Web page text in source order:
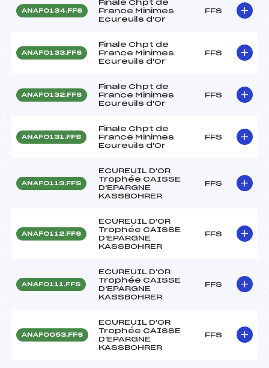
ANAF0134.FFS
Finale Chpt de
France Minimes
Ecureuils d'Or
FFS
ANAF0133.FFS
Finale Chpt de
France Minimes
Ecureuils d'Or
FFS
ANAF0132.FFS
Finale Chpt de
France Minimes
Ecureuils d'Or
FFS
ANAF0131.FFS
Finale Chpt de
France Minimes
Ecureuils d'Or
FFS
ANAF0113.FFS
ECUREUIL D'OR
Trophée CAISSE
D'EPARGNE
KASSBOHRER
FFS
ANAF0112.FFS
ECUREUIL D'OR
Trophée CAISSE
D'EPARGNE
KASSBOHRER
FFS
ANAF0111.FFS
ECUREUIL D'OR
Trophée CAISSE
D'EPARGNE
KASSBOHRER
FFS
ANAF0053.FFS
ECUREUIL D'OR
Trophée CAISSE
D'EPARGNE
KASSBOHRER
FFS